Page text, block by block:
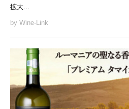
拡大...
by Wine-Link